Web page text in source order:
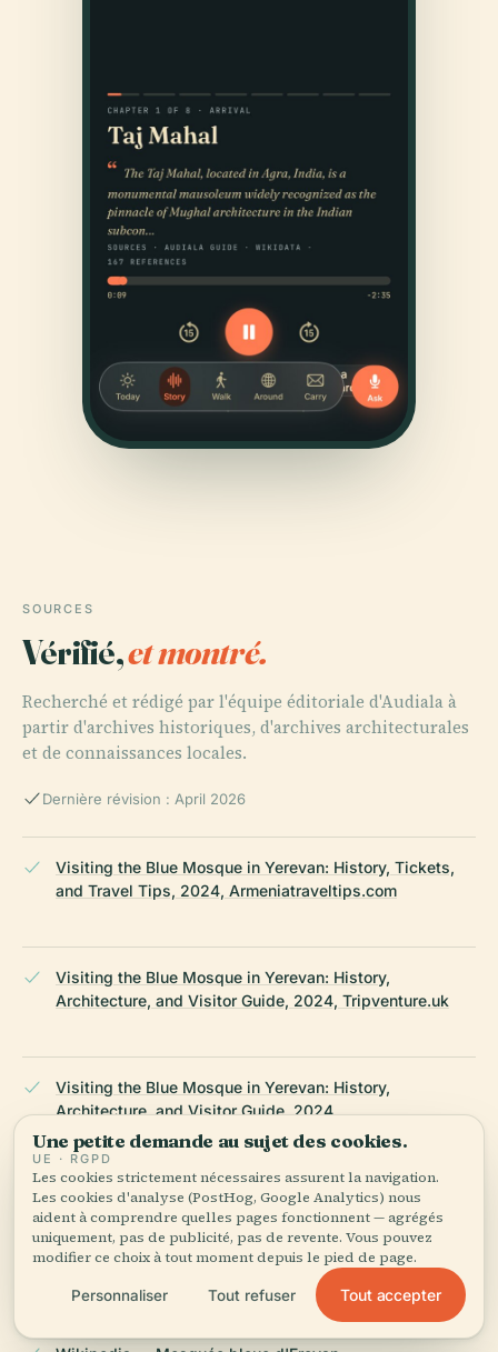
SOURCES
Vérifié,et montré.
Recherché et rédigé par l'équipe éditoriale d'Audiala à
partir d'archives historiques, d'archives architecturales
et de connaissances locales.
Dernière révision : April 2026
Visiting the Blue Mosque in Yerevan: History, Tickets,
and Travel Tips, 2024, Armeniatraveltips.com
Visiting the Blue Mosque in Yerevan: History,
Architecture, and Visitor Guide, 2024, Tripventure.uk
Visiting the Blue Mosque in Yerevan: History,
Architecture, and Visitor Guide, 2024,
Armeniadiscovery.com
Visiting the Blue Mosque in Yerevan: History,
Architecture, and Visitor Guide, 2024,
Beyondwildplaces.com
Une petite demande au sujet des cookies.
UE · RGPD
Les cookies strictement nécessaires assurent la navigation.
Les cookies d'analyse (PostHog, Google Analytics) nous
aident à comprendre quelles pages fonctionnent — agrégés
uniquement, pas de publicité, pas de revente. Vous pouvez
modifier ce choix à tout moment depuis le pied de page.
Personnaliser Tout refuser Tout accepter